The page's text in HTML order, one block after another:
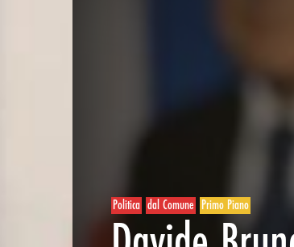
Politica dal Comune Primo Piano